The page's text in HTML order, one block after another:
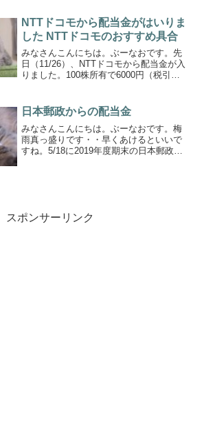
の配当は無配となっています(*_*)決算内
容2019年3...
NTTドコモから配当金がはいりま
した NTTドコモのおすすめ具合
みなさんこんにちは。ぶーなおです。先
日（11/26）、NTTドコモから配当金が入
りました。100株所有で6000円（税引き
が、通信会社としてNTTドコモとKDDIを
所...
日本郵政からの配当金
みなさんこんにちは。ぶーなおです。梅
雨真っ盛りです・・早くあけるといいで
すね。5/18に2019年度期末の日本郵政か
スポンサーリンク